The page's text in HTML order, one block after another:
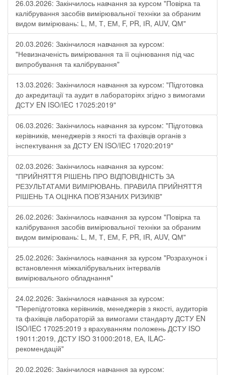
26.03.2026: Закінчилось навчання за курсом "Повірка та
калібрування засобів вимірювальної техніки за обраним
видом вимірювань: L, М, Т, ЕМ, F, РR, ІR, АUV, QМ"
20.03.2026: Закінчилося навчання за курсом:
"Невизначеність вимірювання та її оцінювання під час
випробування та калібрування"
13.03.2026: Закінчилося навчання за курсом: "Підготовка
до акредитації та аудит в лабораторіях згідно з вимогами
ДСТУ EN ISO/IEC 17025:2019"
06.03.2026: Закінчилось навчання за курсом: "Підготовка
керівників, менеджерів з якості та фахівців органів з
інспектування за ДСТУ EN ISO/IEC 17020:2019"
02.03.2026: Закінчилось навчання за курсом:
"ПРИЙНЯТТЯ РІШЕНЬ ПРО ВІДПОВІДНІСТЬ ЗА
РЕЗУЛЬТАТАМИ ВИМІРЮВАНЬ. ПРАВИЛА ПРИЙНЯТТЯ
РІШЕНЬ ТА ОЦІНКА ПОВ’ЯЗАНИХ РИЗИКІВ"
26.02.2026: Закінчилось навчання за курсом "Повірка та
калібрування засобів вимірювальної техніки за обраним
видом вимірювань: L, М, Т, ЕМ, F, РR, ІR, АUV, QМ"
25.02.2026: Закінчилось навчання за курсом "Розрахунок і
встановлення міжкалібрувальних інтервалів
вимірювального обладнання"
24.02.2026: Закінчилося навчання за курсом:
"Перепідготовка керівників, менеджерів з якості, аудиторів
та фахівців лабораторій за вимогами стандарту ДСТУ EN
ISO/IEC 17025:2019 з врахуванням положень ДСТУ ISO
19011:2019, ДСТУ ISO 31000:2018, ЕА, ILAC-
рекомендацій"
20.02.2026: Закінчилося навчання за курсом: